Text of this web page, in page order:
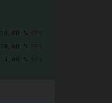
15,00 %
10,00 %
4,00 %